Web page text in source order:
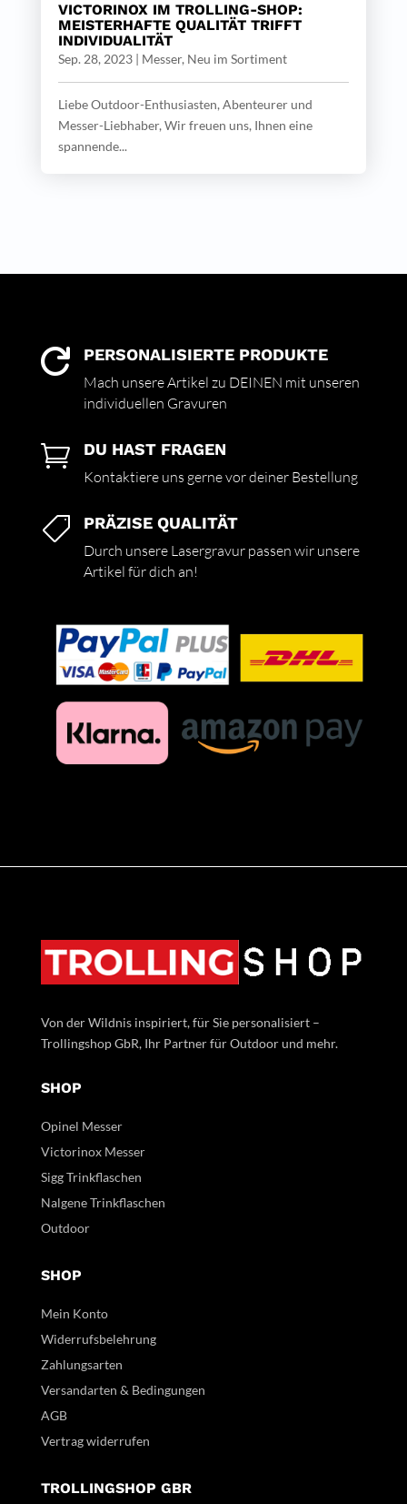
VICTORINOX IM TROLLING-SHOP:
MEISTERHAFTE QUALITÄT TRIFFT
INDIVIDUALITÄT
Sep. 28, 2023| Messer, Neu im Sortiment
Liebe Outdoor-Enthusiasten, Abenteurer und
Messer-Liebhaber, Wir freuen uns, Ihnen eine
spannende...
 PERSONALISIERTE PRODUKTE
Mach unsere Artikel zu DEINEN mit unseren
individuellen Gravuren
 DU HAST FRAGEN
Kontaktiere uns gerne vor deiner Bestellung
 PRÄZISE QUALITÄT
Durch unsere Lasergravur passen wir unsere
Artikel für dich an!
Von der Wildnis inspiriert, für Sie personalisiert –
Trollingshop GbR, Ihr Partner für Outdoor und mehr.
SHOP
Opinel Messer
Victorinox Messer
Sigg Trinkflaschen
Nalgene Trinkflaschen
Outdoor
SHOP
Mein Konto
Widerrufsbelehrung
Zahlungsarten
Versandarten & Bedingungen
AGB
Vertrag widerrufen
TROLLINGSHOP GBR